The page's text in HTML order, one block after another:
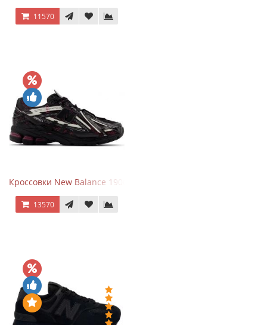
11570
Кроссовки New Balance 1906A Dragon Berry
13570